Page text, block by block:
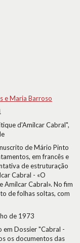
e Maria Barroso
d'Amilcar Cabral",
de Mário Pinto
em francês e
de estruturação
Cabral - «O
Amílcar Cabral». No fim
de folhas soltas, com
de 1973
em Dossier "Cabral -
os documentos das